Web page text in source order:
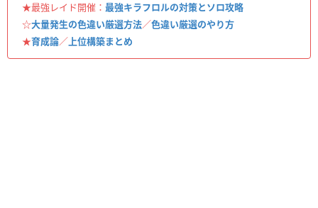
★最強レイド開催： 最強キラフロルの対策とソロ攻略
☆大量発生の色違い厳選方法／色違い厳選のやり方
★育成論／ 上位構築まとめ